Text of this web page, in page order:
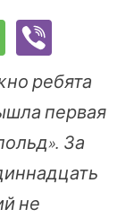
ребята
первая
За
не